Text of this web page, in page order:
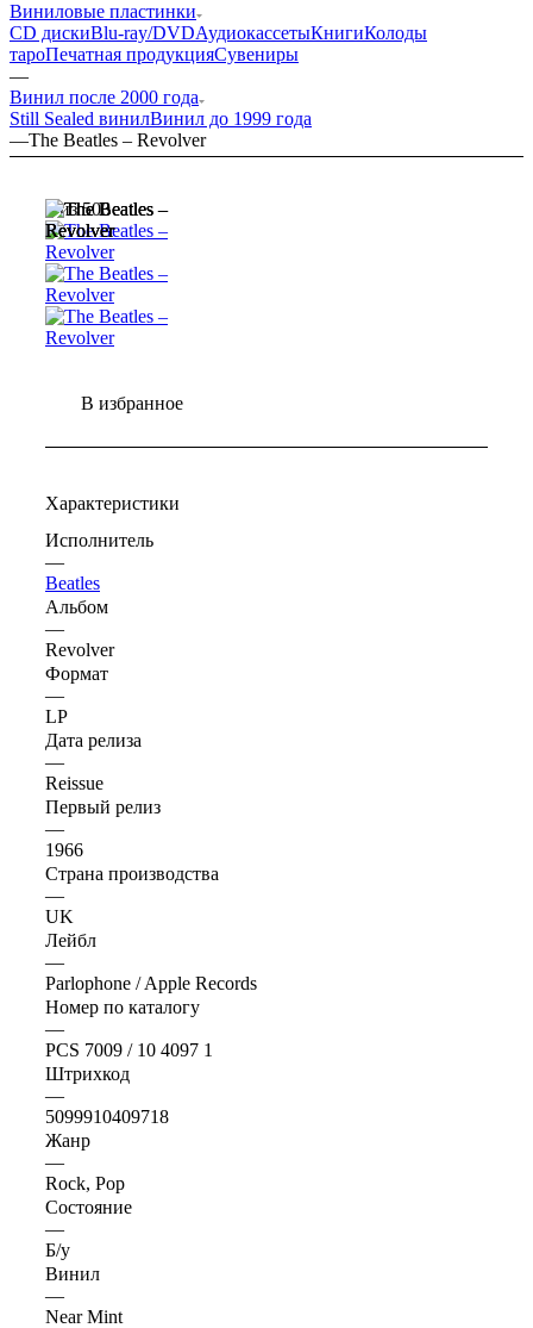
Виниловые пластинки
CD дискиBlu-ray/DVDАудиокассетыКнигиКолоды
тароПечатная продукцияСувениры
—
Винил после 2000 года
Still Sealed винилВинил до 1999 года
—The Beatles – Revolver
3 из 500
В избранное
Характеристики
Исполнитель
—
Beatles
Альбом
—
Revolver
Формат
—
LP
Дата релиза
—
Reissue
Первый релиз
—
1966
Страна производства
—
UK
Лейбл
—
Parlophone / Apple Records
Номер по каталогу
—
PCS 7009 / 10 4097 1
Штрихкод
—
5099910409718
Жанр
—
Rock, Pop
Состояние
—
Б/у
Винил
—
Near Mint